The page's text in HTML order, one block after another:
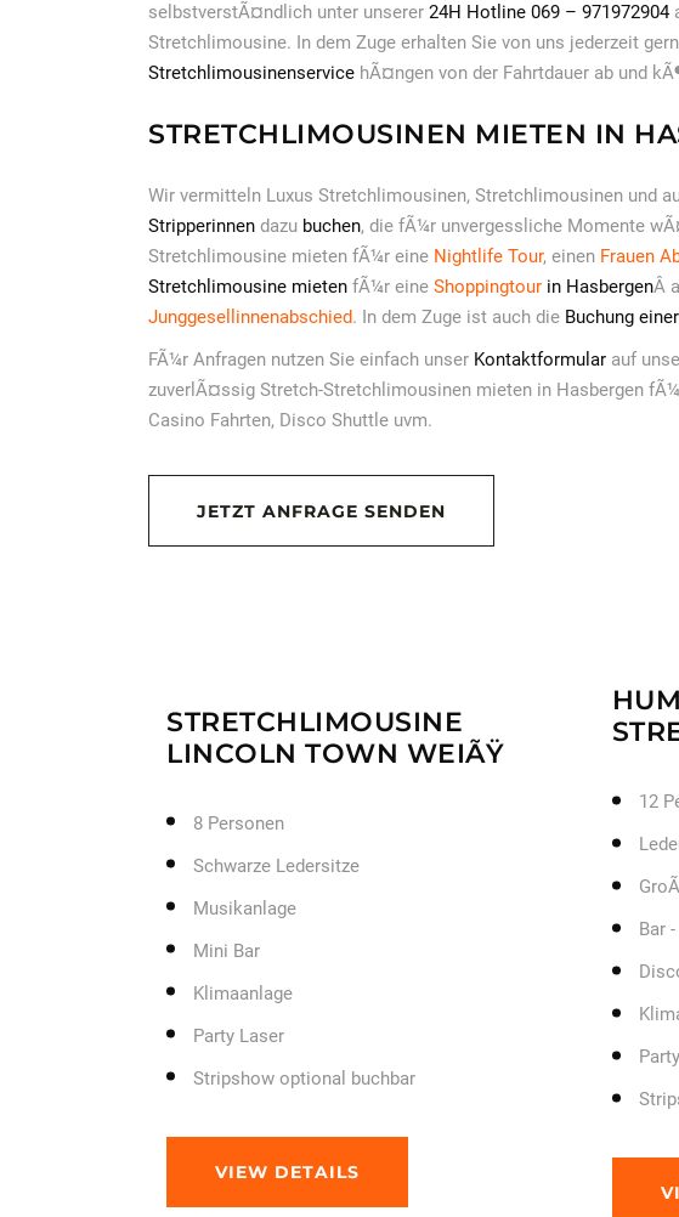
selbstverstÃ¤ndlich unter unserer 24H Hotline 069 – 971972904
Stretchlimousine. In dem Zuge erhalten Sie von uns jederzeit
Stretchlimousinenservice hÃ¤ngen von der Fahrtdauer ab und
STRETCHLIMOUSINEN MIETEN IN
Wir vermitteln Luxus Stretchlimousinen, Stretchlimousinen und
Stripperinnen dazu buchen, die fÃ¼r unvergessliche Momente
Stretchlimousine mieten fÃ¼r eine Nightlife Tour, einen Frauen
Stretchlimousine mieten fÃ¼r eine Shoppingtour in HasbergenÂ
Junggesellinnenabschied. In dem Zuge ist auch die Buchung
FÃ¼r Anfragen nutzen Sie einfach unser Kontaktformular auf
zuverlÃ¤ssig Stretch-Stretchlimousinen mieten in Hasbergen
Casino Fahrten, Disco Shuttle uvm.
JETZT ANFRAGE SENDEN
STRETCHLIMOUSINE
LINCOLN TOWN WEIÃŸ
8 Personen
Schwarze Ledersitze
Musikanlage
Mini Bar
Klimaanlage
Party Laser
Stripshow optional buchbar
VIEW DETAILS
12
Bar